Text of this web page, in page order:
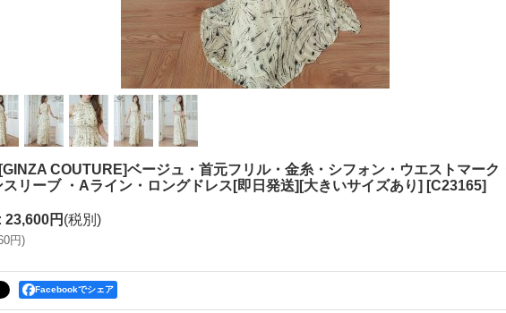
COUTURE]ベージュ・首元フリル・金糸・シフォン・ウエストマーク
スリーブ ・Aライン・ロングドレス[即日発送][大きいサイズあり] [C23165]
: 23,600円 (税別)
円)
Facebookでシェア